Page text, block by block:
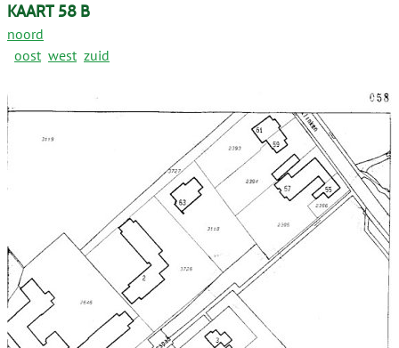
KAART 58 B
noord
oost west zuid